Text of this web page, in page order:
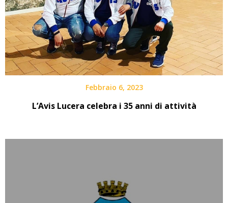
Febbraio 6, 2023
L’Avis Lucera celebra i 35 anni di attività